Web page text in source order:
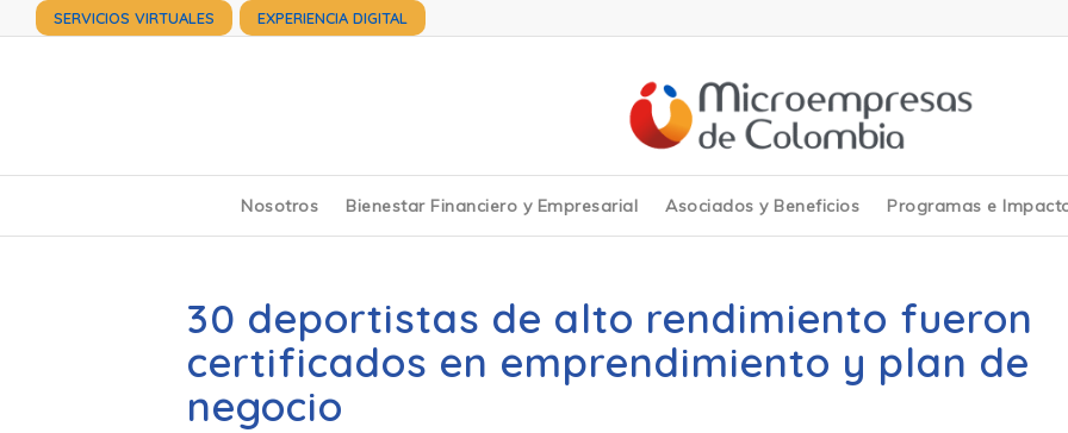
SERVICIOS VIRTUALES EXPERIENCIA DIGITAL
Nosotros Bienestar Financiero y Empresarial Asociados y Beneficios Programas e
30 deportistas de alto rendimiento fueron
certificados en emprendimiento y plan de
negocio